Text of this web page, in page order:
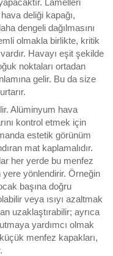
Lamelleri
deliği kapağı,
dengeli dağılmasını
olmakla birlikte, kritik
Havayı eşit şekilde
noktaları ortadan
gelir. Bu da size
Alüminyum hava
kontrol etmek için
estetik görünüm
mat kaplamalıdır.
her yerde bu menfez
yere yönlendirir. Örneğin
başına doğru
veya ısıyı azaltmak
uzaklaştırabilir; ayrıca
yardımcı olmak
menfez kapakları,